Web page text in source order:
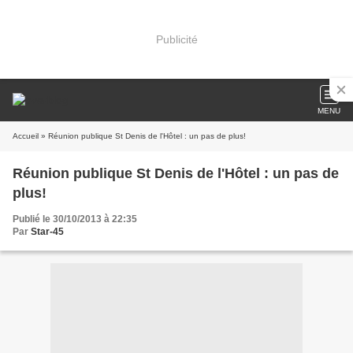
Publicité
MENU
Accueil » Réunion publique St Denis de l'Hôtel : un pas de plus!
Réunion publique St Denis de l'Hôtel : un pas de
plus!
Publié le 30/10/2013 à 22:35
Par Star-45